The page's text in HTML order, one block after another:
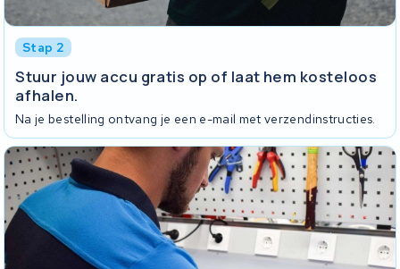
Stap 2
Stuur jouw accu gratis op of laat hem kosteloos
afhalen.
Na je bestelling ontvang je een e-mail met verzendinstructies.